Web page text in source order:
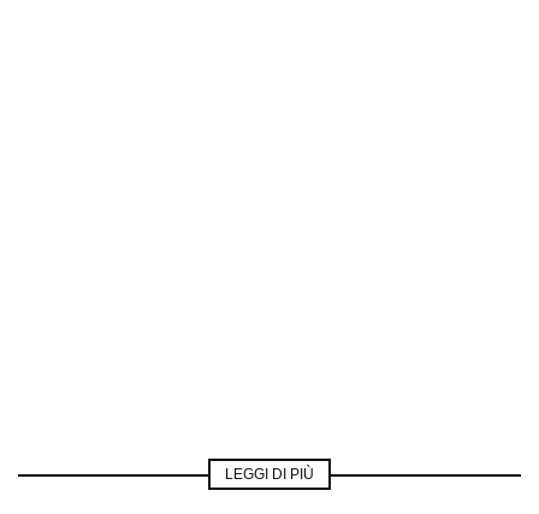
LEGGI DI PIÙ